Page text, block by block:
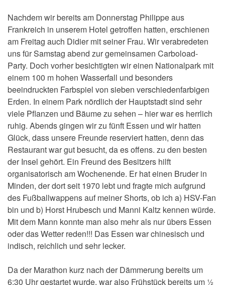
Nachdem wir bereits am Donnerstag Philippe aus
Frankreich in unserem Hotel getroffen hatten, erschienen
am Freitag auch Didier mit seiner Frau. Wir verabredeten
uns für Samstag abend zur gemeinsamen Carboload-
Party. Doch vorher besichtigten wir einen Nationalpark mit
einem 100 m hohen Wasserfall und besonders
beeindruckten Farbspiel von sieben verschiedenfarbigen
Erden. In einem Park nördlich der Hauptstadt sind sehr
viele Pflanzen und Bäume zu sehen – hier war es herrlich
ruhig. Abends gingen wir zu fünft Essen und wir hatten
Glück, dass unsere Freunde reserviert hatten, denn das
Restaurant war gut besucht, da es offens. zu den besten
der Insel gehört. Ein Freund des Besitzers hilft
organisatorisch am Wochenende. Er hat einen Bruder in
Minden, der dort seit 1970 lebt und fragte mich aufgrund
des Fußballwappens auf meiner Shorts, ob ich a) HSV-Fan
bin und b) Horst Hrubesch und Manni Kaltz kennen würde.
Mit dem Mann konnte man also mehr als nur übers Essen
oder das Wetter reden!!! Das Essen war chinesisch und
indisch, reichlich und sehr lecker.
Da der Marathon kurz nach der Dämmerung bereits um
6:30 Uhr gestartet wurde, war also Frühstück bereits um ½